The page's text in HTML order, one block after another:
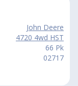
John Deere
4720 4wd HST
66 Pk
02717